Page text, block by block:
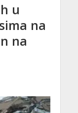
u
na
na